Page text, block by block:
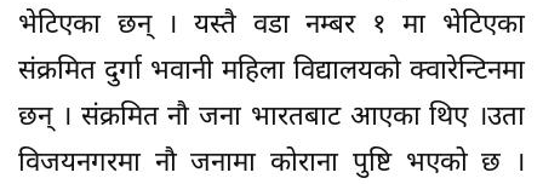
भेटिएका छन् । यस्तै वडा नम्बर १ मा भेटिएका
संक्रमित दुर्गा भवानी महिला विद्यालयको क्वारेन्टिनमा
छन् । संक्रमित नौ जना भारतबाट आएका थिए ।उता
विजयनगरमा नौ जनामा कोराना पुष्टि भएको छ ।